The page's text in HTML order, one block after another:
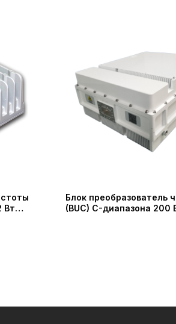
Вт
Блок преобразователь
(BUC) C-диапазона 200